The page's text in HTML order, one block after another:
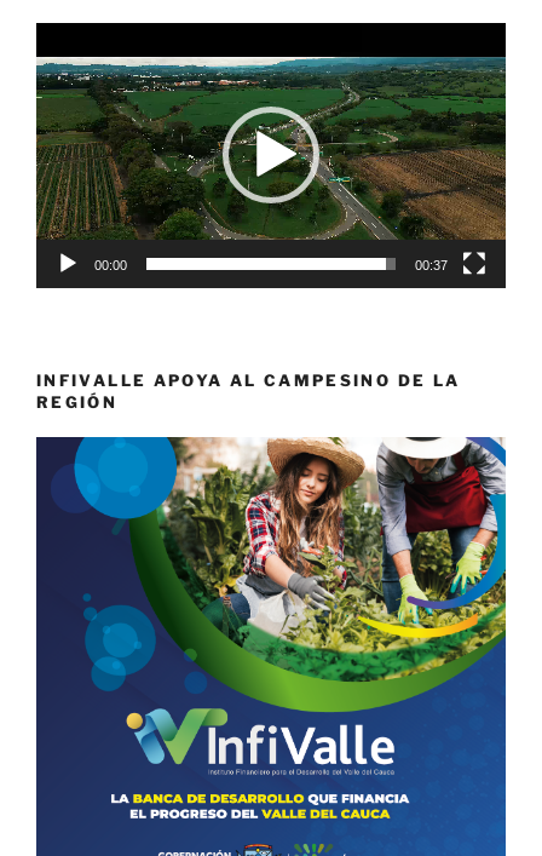
de
vídeo
00:00 00:37
INFIVALLE APOYA AL CAMPESINO DE LA
REGIÓN